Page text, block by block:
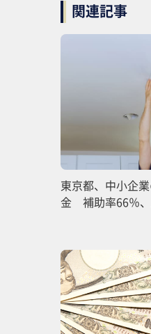
関連記事
東京都、中小企
金 補助率66％